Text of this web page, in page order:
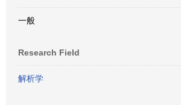
一般
Research Field
解析学